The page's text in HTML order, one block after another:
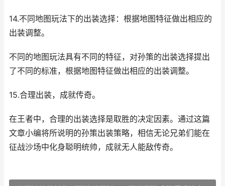
14.不同地图玩法下的出装选择：根据地图特征做出相应的
出装调整。
不同的地图玩法具有不同的特征，对孙策的出装选择提出
了不同的标准，根据地图特征做出相应的出装调整。
15.合理出装，成就传奇。
在王者中，合理的出装选择是取胜的决定因素。通过这篇
文章小编将所说明的孙策出装策略，相信无论兄弟们能在
征战沙场中化身聪明统帅，成就无人能敌传奇。